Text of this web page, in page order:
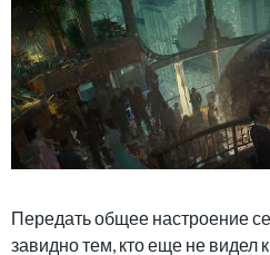
Передать общее настроение
завидно тем, кто еще не видел